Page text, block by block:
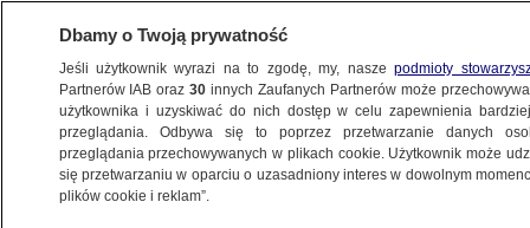
POLSKA
Dbamy o Twoją prywatność
Jeśli użytkownik wyrazi na to zgodę, my, naszepodmioty
Partnerów IAB oraz30 innych Zaufanych Partnerów może
użytkownika i uzyskiwać do nich dostęp w celu zapewnienia
przeglądania. Odbywa się to poprzez przetwarzanie danych
przeglądania przechowywanych w plikach cookie. Użytkownik może
się przetwarzaniu w oparciu o uzasadniony interes w dowolnym
plików cookie i reklam”.